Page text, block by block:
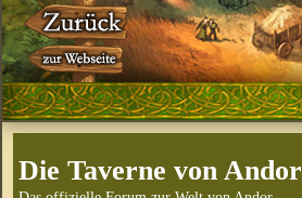
Die Taverne von Andor